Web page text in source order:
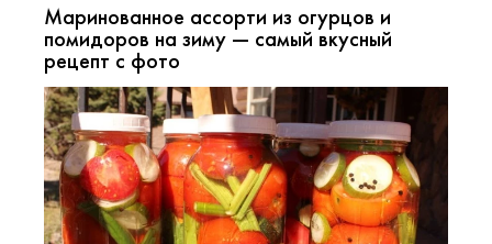
Маринованное ассорти из огурцов и
помидоров на зиму — самый вкусный
рецепт с фото